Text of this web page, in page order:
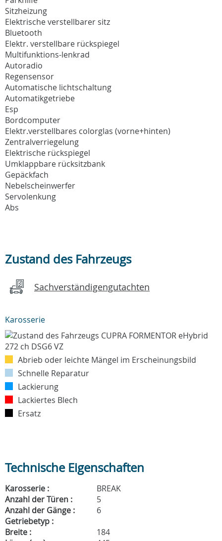
Sitzheizung
Elektrische verstellbarer sitz
Bluetooth
Elektr. verstellbare rückspiegel
Multifunktions-lenkrad
Autoradio
Regensensor
Automatische lichtschaltung
Automatikgetriebe
Esp
Bordcomputer
Elektr.verstellbares colorglas (vorne+hinten)
Zentralverriegelung
Elektrische rückspiegel
Umklappbare rücksitzbank
Gepäckfach
Nebelscheinwerfer
Servolenkung
Abs
Zustand des Fahrzeugs
Sachverständigengutachten
Karosserie
Abrieb oder leichte Mängel im Erscheinungsbild
Schnelle Reparatur
Lackierung
Lackiertes Blech
Ersatz
Technische Eigenschaften
Karosserie :
BREAK
Anzahl der Türen :
5
Anzahl der Gänge :
6
Getriebetyp :
Breite :
184